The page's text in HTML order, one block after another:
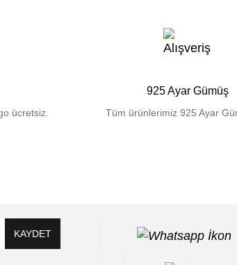
ücretsiz.
925 Ayar Gümüş
Tüm ürünlerimiz 925 Ayar
KAYDET